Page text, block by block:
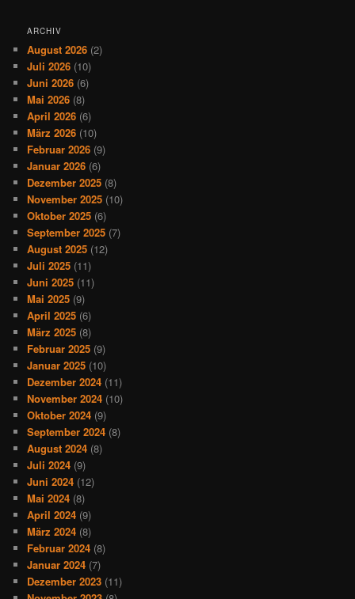
ARCHIV
August 2026 (2)
Juli 2026 (10)
Juni 2026 (6)
Mai 2026 (8)
April 2026 (6)
März 2026 (10)
Februar 2026 (9)
Januar 2026 (6)
Dezember 2025 (8)
November 2025 (10)
Oktober 2025 (6)
September 2025 (7)
August 2025 (12)
Juli 2025 (11)
Juni 2025 (11)
Mai 2025 (9)
April 2025 (6)
März 2025 (8)
Februar 2025 (9)
Januar 2025 (10)
Dezember 2024 (11)
November 2024 (10)
Oktober 2024 (9)
September 2024 (8)
August 2024 (8)
Juli 2024 (9)
Juni 2024 (12)
Mai 2024 (8)
April 2024 (9)
März 2024 (8)
Februar 2024 (8)
Januar 2024 (7)
Dezember 2023 (11)